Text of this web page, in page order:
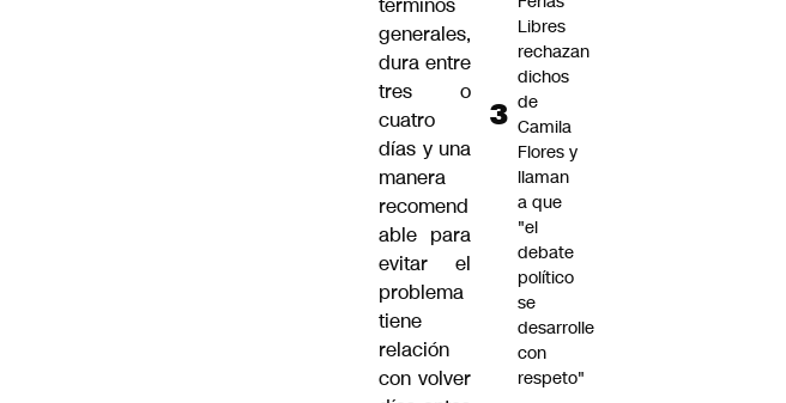
términos
generales,
dura entre
tres o
cuatro
días y una
manera
recomend
able para
evitar el
problema
tiene
relación
con volver
Libres
rechazan
dichos
de
Camila
Flores y
llaman
a que
"el
debate
político
se
desarrolle
con
respeto"